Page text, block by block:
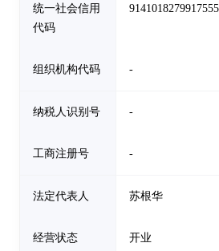
统一社会信用
代码
组织机构代码 -
纳税人识别号 -
工商注册号 -
法定代表人 苏根华
经营状态 开业